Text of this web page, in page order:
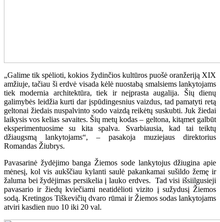
„Galime tik spėlioti, kokios žydinčios kultūros puošė oranžeriją XIX
amžiuje, tačiau ši erdvė visada kėlė nuostabą smalsiems lankytojams
tiek modernia architektūra, tiek ir neįprasta augalija. Šių dienų
galimybės leidžia kurti dar įspūdingesnius vaizdus, tad pamatyti retą
geltonai žiedais nuspalvinto sodo vaizdą reikėtų suskubti. Juk žiedai
laikysis vos kelias savaites. Šių metų kodas – geltona, kitąmet galbūt
eksperimentuosime su kita spalva. Svarbiausia, kad tai teiktų
džiaugsmą lankytojams“, – pasakoja muziejaus direktorius
Romandas Žiubrys.
Pavasarinė žydėjimo banga Žiemos sode lankytojus džiugina apie
mėnesį, kol vis aukščiau kylanti saulė pakankamai sušildo žemę ir
žaluma bei žydėjimas persikelia į lauko erdves. Tad visi išsiilgusieji
pavasario ir žiedų kviečiami neatidėlioti vizito į sužydusį Žiemos
sodą. Kretingos Tiškevičių dvaro rūmai ir Žiemos sodas lankytojams
atviri kasdien nuo 10 iki 20 val.